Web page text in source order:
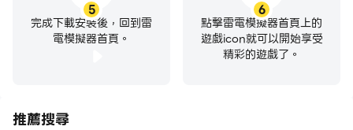
5
完成下載安裝後，回到雷
電模擬器首頁。
6
點擊雷電模擬器首頁上的
遊戲icon就可以開始享受
精彩的遊戲了。
推薦搜尋